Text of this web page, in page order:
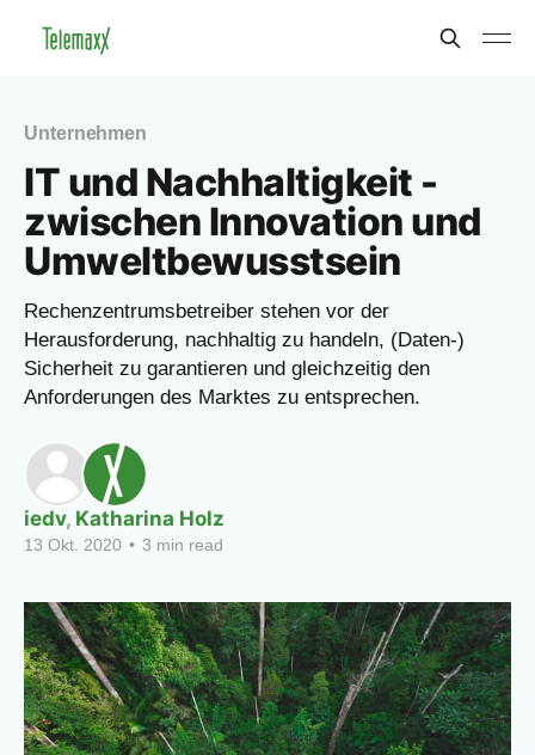
Unternehmen
IT und Nachhaltigkeit -
zwischen Innovation und
Umweltbewusstsein
Rechenzentrumsbetreiber stehen vor der
Herausforderung, nachhaltig zu handeln, (Daten-)
Sicherheit zu garantieren und gleichzeitig den
Anforderungen des Marktes zu entsprechen.
iedv, Katharina Holz
13 Okt. 2020 • 3 min read